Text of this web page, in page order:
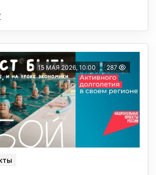
15 МАЯ 2026, 10:00 287